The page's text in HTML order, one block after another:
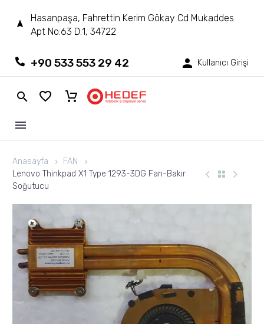
Hasanpaşa, Fahrettin Kerim Gökay Cd Mukaddes
Apt No:63 D:1, 34722
+90 533 553 29 42 Kullanıcı Girişi
Anasayfa
FAN
Lenovo Thinkpad X1 Type 1293-3DG Fan-Bakır
Soğutucu